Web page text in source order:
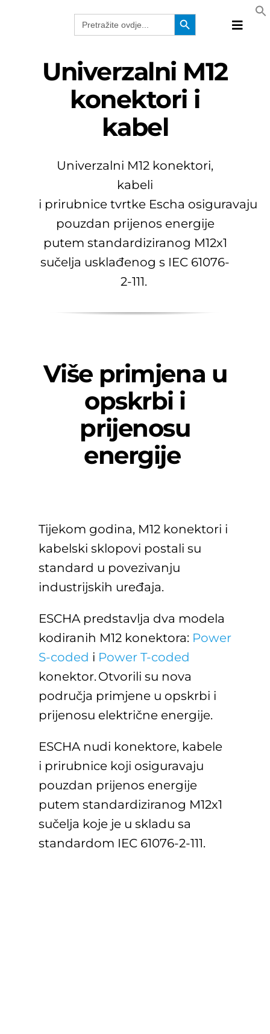
Search
for:
Search Button
Toggle
HRV
Univerzalni M12
konektori i
kabel
Univerzalni M12 konektori,
kabeli
i prirubnicetvrtke Escha osiguravaju
pouzdan prijenos energije
putem standardiziranog M12x1
sučelja usklađenog s IEC 61076-
2-111.
Više primjena u
opskrbi i
prijenosu
energije
Tijekom godina, M12 konektori i
kabelski sklopovi postali su
standard u povezivanju
industrijskih uređaja.
ESCHA predstavlja dva modela
kodiranih M12 konektora: Power
S-coded i Power T-coded
konektor. Otvorili su nova
područja primjene u opskrbi i
prijenosu električne energije.
ESCHA nudi konektore, kabele
i prirubnice koji osiguravaju
pouzdan prijenos energije
putem standardiziranog M12x1
sučelja koje je u skladu sa
standardom IEC 61076-2-111.